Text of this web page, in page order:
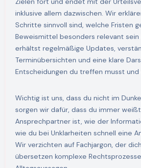
inklusive allem dazwischen. Wir
Schritte sinnvoll sind, welche Fristen
Beweismittel besonders relevant sein
erhältst regelmäßige Updates,
Terminübersichten und eine klare
Entscheidungen du treffen musst und
Wichtig ist uns, dass du nicht im
sorgen wir dafür, dass du immer
Ansprechpartner ist, wie der
wie du bei Unklarheiten schnell eine
Wir verzichten auf Fachjargon, der
übersetzen komplexe